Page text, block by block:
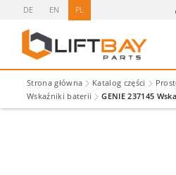
DE EN PL
Strona główna Katalog części
Wskaźniki baterii
GENIE 237145